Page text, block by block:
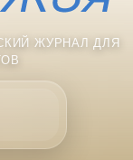
ЖУРНАЛ ДЛЯ